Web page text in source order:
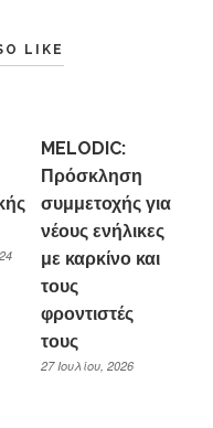
LIKE
MELODIC:
Πρόσκληση
συμμετοχής για
νέους ενήλικες
με καρκίνο και
τους
φροντιστές
τους
27 Ιουλίου, 2026